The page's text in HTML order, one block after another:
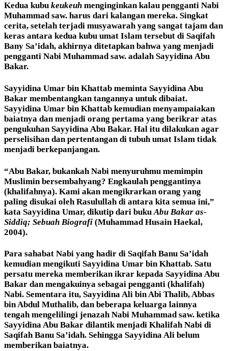
Kedua kubu keukeuh menginginkan kalau pengganti Nabi
Muhammad saw. harus dari kalangan mereka. Singkat
cerita, setelah terjadi musyawarah yang sangat tajam dan
keras antara kedua kubu umat Islam tersebut di Saqifah
Bany Sa’idah, akhirnya ditetapkan bahwa yang menjadi
pengganti Nabi Muhammad saw. adalah Sayyidina Abu
Bakar.
Sayyidina Umar bin Khattab meminta Sayyidina Abu
Bakar membentangkan tangannya untuk dibaiat.
Sayyidina Umar bin Khattab kemudian menyampaiakan
baiatnya dan menjadi orang pertama yang berikrar atas
pengukuhan Sayyidina Abu Bakar. Hal itu dilakukan agar
perselisihan dan pertentangan di tubuh umat Islam tidak
menjadi berkepanjangan.
“Abu Bakar, bukankah Nabi menyuruhmu memimpin
Muslimin bersembahyang? Engkaulah penggantinya
(khalifahnya). Kami akan mengikrarkan orang yang
paling disukai oleh Rasulullah di antara kita semua ini,”
kata Sayyidina Umar, dikutip dari buku Abu Bakar as-
Siddiq; Sebuah Biografi (Muhammad Husain Haekal,
2004).
Para sahabat Nabi yang hadir di Saqifah Banu Sa’idah
kemudian mengikuti Sayyidina Umar bin Khattab. Satu
persatu mereka memberikan ikrar kepada Sayyidina Abu
Bakar dan mengakuinya sebagai pengganti (khalifah)
Nabi. Sementara itu, Sayyidina Ali bin Abi Thalib, Abbas
bin Abdul Muthalib, dan beberapa keluarga lainnya
tengah mengelilingi jenazah Nabi Muhammad saw. ketika
Sayyidina Abu Bakar dilantik menjadi Khalifah Nabi di
Saqifah Banu Sa’idah. Sehingga Sayyidina Ali belum
memberikan baiatnya.